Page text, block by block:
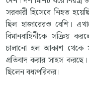
সরকারী হিসেবে নিহত
ছিল হাজারেরও বেশি।
বিমানবাহিনীকে সক্রিয়
চালানো হল আকাশ থেকে
প্রতিবাদ করার সাহস
ছিলেন বধ্যপরিকর।